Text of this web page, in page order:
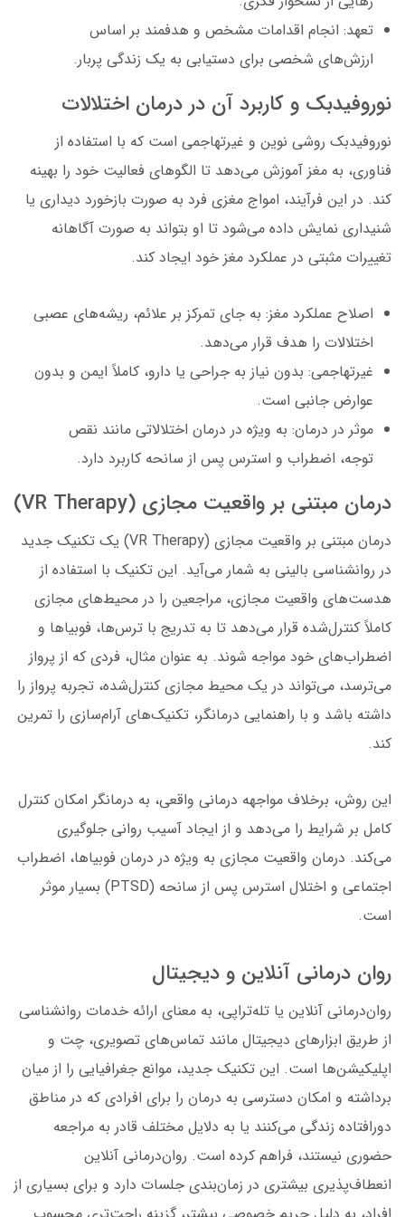
تعهد: انجام اقدامات مشخص و هدفمند بر اساس
ارزش‌های شخصی برای دستیابی به یک زندگی پربار.
نوروفیدبک و کاربرد آن در درمان اختلالات
نوروفیدبک روشی نوین و غیرتهاجمی است که با استفاده از
فناوری، به مغز آموزش می‌دهد تا الگوهای فعالیت خود را بهینه
کند. در این فرآیند، امواج مغزی فرد به صورت بازخورد دیداری یا
شنیداری نمایش داده می‌شود تا او بتواند به صورت آگاهانه
تغییرات مثبتی در عملکرد مغز خود ایجاد کند.
اصلاح عملکرد مغز: به جای تمرکز بر علائم، ریشه‌های عصبی
اختلالات را هدف قرار می‌دهد.
غیرتهاجمی: بدون نیاز به جراحی یا دارو، کاملاً ایمن و بدون
عوارض جانبی است.
موثر در درمان: به ویژه در درمان اختلالاتی مانند نقص
توجه، اضطراب و استرس پس از سانحه کاربرد دارد.
درمان مبتنی بر واقعیت مجازی (VR Therapy)
درمان مبتنی بر واقعیت مجازی (VR Therapy) یک تکنیک جدید
در روانشناسی بالینی به شمار می‌آید. این تکنیک با استفاده از
هدست‌های واقعیت مجازی، مراجعین را در محیط‌های مجازی
کاملاً کنترل‌شده قرار می‌دهد تا به تدریج با ترس‌ها، فوبیاها و
اضطراب‌های خود مواجه شوند. به عنوان مثال، فردی که از پرواز
می‌ترسد، می‌تواند در یک محیط مجازی کنترل‌شده، تجربه پرواز را
داشته باشد و با راهنمایی درمانگر، تکنیک‌های آرام‌سازی را تمرین
کند.
این روش، برخلاف مواجهه درمانی واقعی، به درمانگر امکان کنترل
کامل بر شرایط را می‌دهد و از ایجاد آسیب روانی جلوگیری
می‌کند. درمان واقعیت مجازی به ویژه در درمان فوبیاها، اضطراب
اجتماعی و اختلال استرس پس از سانحه (PTSD) بسیار موثر
است.
روان درمانی آنلاین و دیجیتال
روان‌درمانی آنلاین یا تله‌تراپی، به معنای ارائه خدمات روانشناسی
از طریق ابزارهای دیجیتال مانند تماس‌های تصویری، چت و
اپلیکیشن‌ها است. این تکنیک جدید، موانع جغرافیایی را از میان
برداشته و امکان دسترسی به درمان را برای افرادی که در مناطق
دورافتاده زندگی می‌کنند یا به دلایل مختلف قادر به مراجعه
حضوری نیستند، فراهم کرده است. روان‌درمانی آنلاین
انعطاف‌پذیری بیشتری در زمان‌بندی جلسات دارد و برای بسیاری از